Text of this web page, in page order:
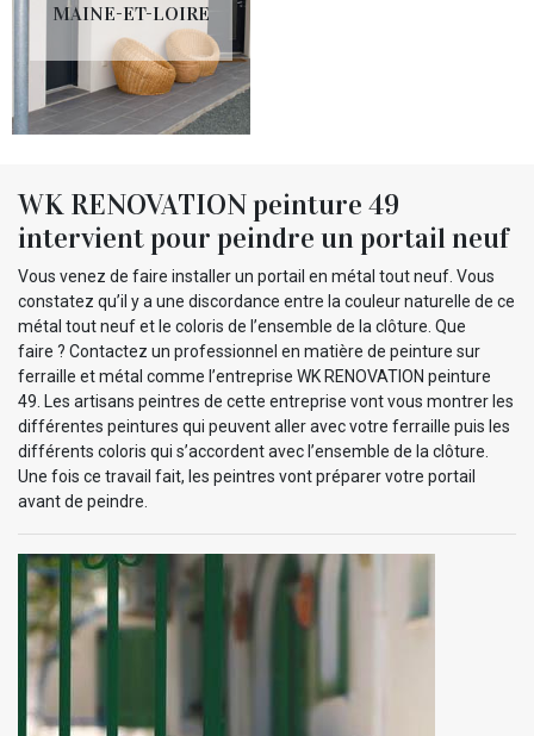
MAINE-ET-LOIRE
WK RENOVATION peinture 49
intervient pour peindre un portail neuf
Vous venez de faire installer un portail en métal tout neuf. Vous
constatez qu’il y a une discordance entre la couleur naturelle de ce
métal tout neuf et le coloris de l’ensemble de la clôture. Que
faire ? Contactez un professionnel en matière de peinture sur
ferraille et métal comme l’entreprise WK RENOVATION peinture
49. Les artisans peintres de cette entreprise vont vous montrer les
différentes peintures qui peuvent aller avec votre ferraille puis les
différents coloris qui s’accordent avec l’ensemble de la clôture.
Une fois ce travail fait, les peintres vont préparer votre portail
avant de peindre.